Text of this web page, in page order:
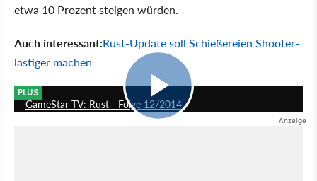
etwa 10 Prozent steigen würden.
Auch interessant:Rust-Update soll Schießereien Shooter-
lastiger machen
PLUS
GameStar TV: Rust - Folge 12/2014